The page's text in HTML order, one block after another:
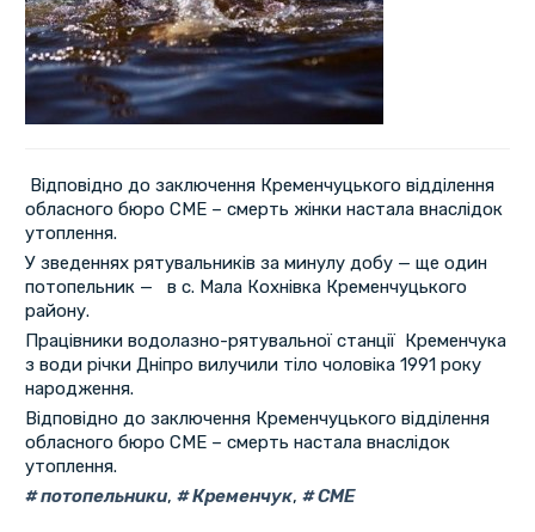
Відповідно до заключення Кременчуцького відділення
обласного бюро СМЕ – смерть жінки настала внаслідок
утоплення.
У зведеннях рятувальників за минулу добу — ще один
потопельник — в с. Мала Кохнівка Кременчуцького
району.
Працівники водолазно-рятувальної станції Кременчука
з води річки Дніпро вилучили тіло чоловіка 1991 року
народження.
Відповідно до заключення Кременчуцького відділення
обласного бюро СМЕ – смерть настала внаслідок
утоплення.
потопельники, Кременчук, СМЕ